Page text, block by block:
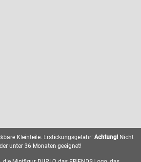
Kleinteile. Erstickungsgefahr! Achtung! Nicht
unter 36 Monaten geeignet!